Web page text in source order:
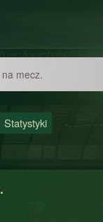
mecz.
Statystyki